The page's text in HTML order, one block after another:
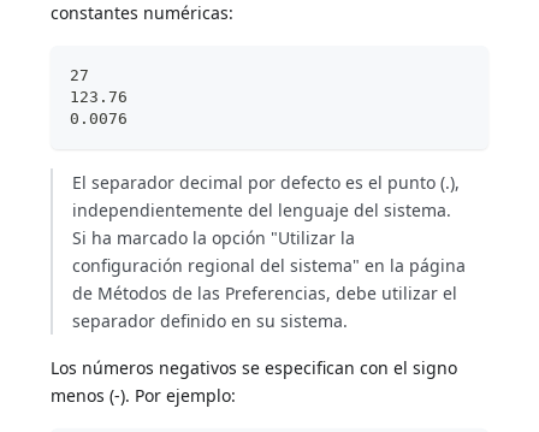
constantes numéricas:
27
123.76
0.0076
El separador decimal por defecto es el punto (.),
independientemente del lenguaje del sistema.
Si ha marcado la opción "Utilizar la
configuración regional del sistema" en la página
de Métodos de las Preferencias, debe utilizar el
separador definido en su sistema.
Los números negativos se especifican con el signo
menos (-). Por ejemplo: